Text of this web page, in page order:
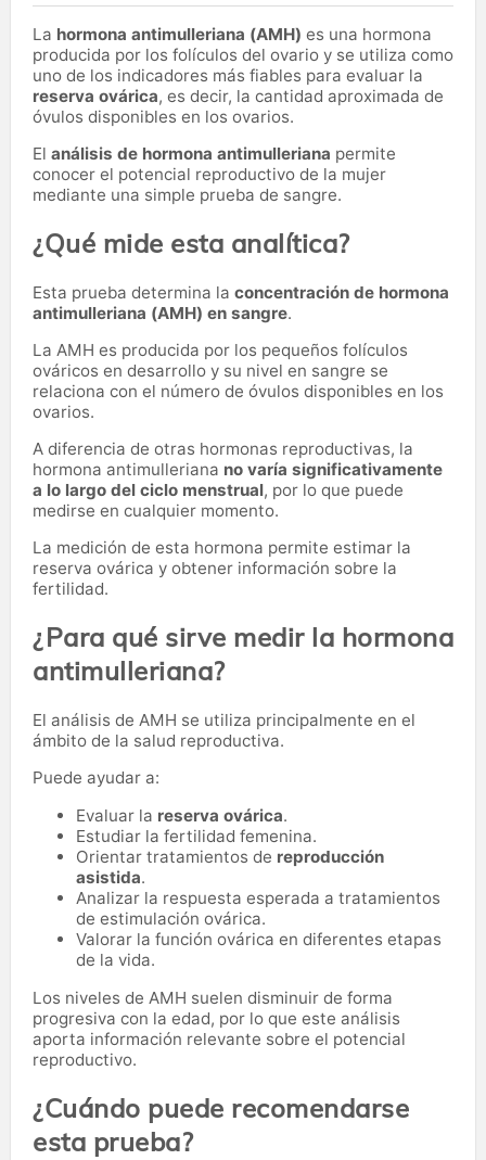
La hormona antimulleriana (AMH) es una hormona
producida por los folículos del ovario y se utiliza como
uno de los indicadores más fiables para evaluar la
reserva ovárica, es decir, la cantidad aproximada de
óvulos disponibles en los ovarios.
El análisis de hormona antimulleriana permite
conocer el potencial reproductivo de la mujer
mediante una simple prueba de sangre.
¿Qué mide esta analítica?
Esta prueba determina la concentración de hormona
antimulleriana (AMH) en sangre.
La AMH es producida por los pequeños folículos
ováricos en desarrollo y su nivel en sangre se
relaciona con el número de óvulos disponibles en los
ovarios.
A diferencia de otras hormonas reproductivas, la
hormona antimulleriana no varía significativamente
a lo largo del ciclo menstrual, por lo que puede
medirse en cualquier momento.
La medición de esta hormona permite estimar la
reserva ovárica y obtener información sobre la
fertilidad.
¿Para qué sirve medir la hormona
antimulleriana?
El análisis de AMH se utiliza principalmente en el
ámbito de la salud reproductiva.
Puede ayudar a:
Evaluar la reserva ovárica.
Estudiar la fertilidad femenina.
Orientar tratamientos de reproducción
asistida.
Analizar la respuesta esperada a tratamientos
de estimulación ovárica.
Valorar la función ovárica en diferentes etapas
de la vida.
Los niveles de AMH suelen disminuir de forma
progresiva con la edad, por lo que este análisis
aporta información relevante sobre el potencial
reproductivo.
¿Cuándo puede recomendarse
esta prueba?